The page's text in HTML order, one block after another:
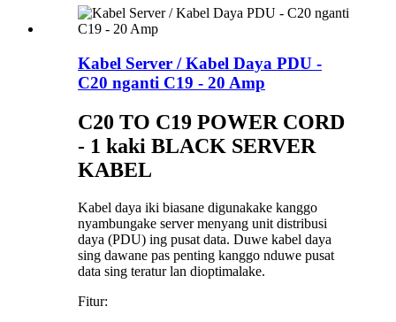
Kabel Server / Kabel Daya PDU -
C20 nganti C19 - 20 Amp
C20 TO C19 POWER CORD
- 1 kaki BLACK SERVER
KABEL
Kabel daya iki biasane digunakake kanggo
nyambungake server menyang unit distribusi
daya (PDU) ing pusat data. Duwe kabel daya
sing dawane pas penting kanggo nduwe pusat
data sing teratur lan dioptimalake.
Fitur: